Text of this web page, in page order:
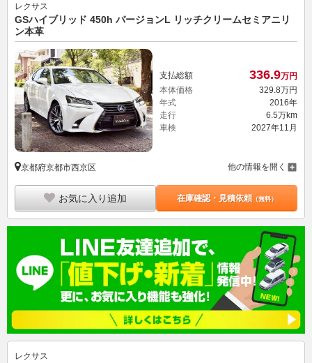
レクサス
GSハイブリッド 450h バージョンL リッチクリームセミアニリ
ン本革
支払総額 336.9万円
本体価格
329. 8万円
年式
2016年
走行
6.5万km
車検
2027年11月
京都府京都市西京区 他の情報を開く
お気に入り追加 在庫確認・見積依頼（無料）
レクサス